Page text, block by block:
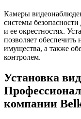
Камеры
системы
и ее окрестностях.
позволяет
имущества, а также
контролем.
Установка
компании